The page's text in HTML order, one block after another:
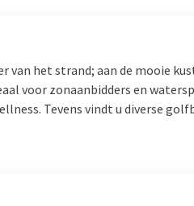
van het strand; aan de mooie
voor zonaanbidders en
Tevens vindt u diverse